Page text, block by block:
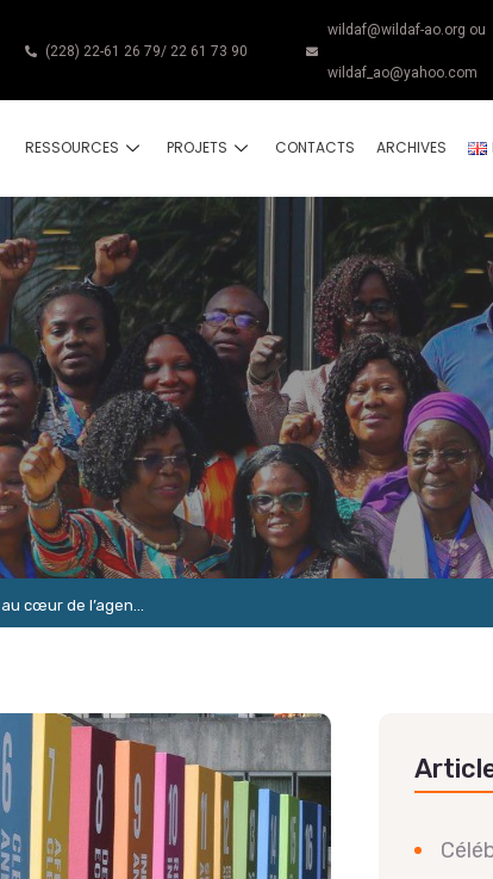
(228) 22-61 26 79/ 22 61 73 90
wildaf@wildaf-ao.org ou
wildaf_ao@yahoo.com
RESSOURCES PROJETS CONTACTS ARCHIVES
cœur de l’agen...